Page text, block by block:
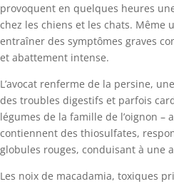
provoquent en quelques heures
chez les chiens et les chats. Même
entraîner des symptômes graves
et abattement intense.
L’avocat renferme de la persine,
des troubles digestifs et parfois
légumes de la famille de l’oignon –
contiennent des thiosulfates,
globules rouges, conduisant à une
Les noix de macadamia, toxiques